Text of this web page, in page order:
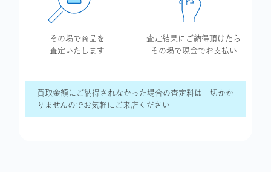
その場で商品を
査定いたします
査定結果に ご納得頂けたら
その場で現金で お支払い
買取金額にご納得されなかった場合の査定料は一切かか
りませんのでお気軽にご来店ください